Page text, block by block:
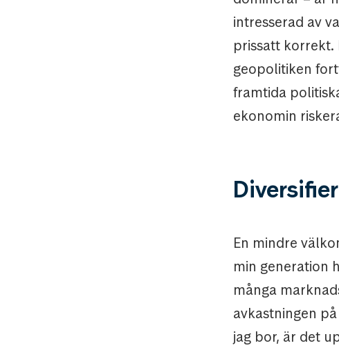
intresserad av
prissatt korrekt.
geopolitiken
framtida
ekonomin
En mindre
min generation
många
avkastningen
jag bor, är det